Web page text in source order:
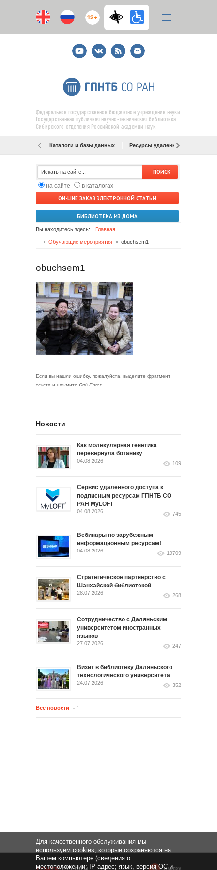
12+
YoutubeВКонтакте
RSS
E-
mail
подписка
Федеральное государственное бюджетное учреждение науки
Государственная публичная научно-техническая библиотека
Сибирского отделения Российской академии наук
Каталоги и базы данных Ресурсы удаленного доступа
на сайте
в каталогах
ON-LINE ЗАКАЗ ЭЛЕКТРОННОЙ СТАТЬИ
БИБЛИОТЕКА ИЗ ДОМА
Вы находитесь здесь: Главная
Обучающие мероприятия obuchsem1
obuchsem1
Если вы нашли ошибку, пожалуйста, выделите фрагмент
текста и нажмите Ctrl+Enter.
Новости
Как молекулярная генетика
перевернула ботанику
04.08.2026 109
Сервис удалённого доступа к
подписным ресурсам ГПНТБ СО
РАН MyLOFT
04.08.2026 745
Вебинары по зарубежным
информационным ресурсам!
04.08.2026 19709
Стратегическое партнерство с
Шанхайской библиотекой
28.07.2026 268
Сотрудничество с Даляньским
университетом иностранных
языков
27.07.2026 247
Визит в библиотеку Даляньского
технологического университета
24.07.2026 352
Все новости
НАВЕРХ
Для качественного обслуживания мы
используем cookies, которые сохраняются на
Вашем компьютере (сведения о
местоположении; IP-адрес; язык, версия ОС и